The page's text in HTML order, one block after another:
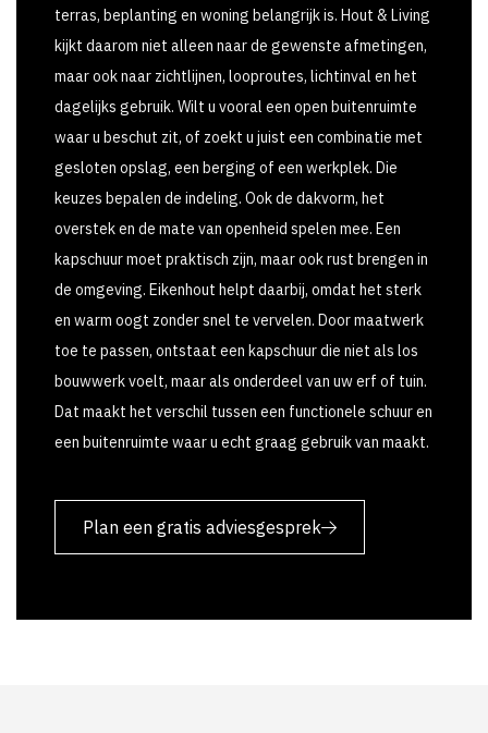
terras, beplanting en woning belangrijk is. Hout & Living
kijkt daarom niet alleen naar de gewenste afmetingen,
maar ook naar zichtlijnen, looproutes, lichtinval en het
dagelijks gebruik. Wilt u vooral een open buitenruimte
waar u beschut zit, of zoekt u juist een combinatie met
gesloten opslag, een berging of een werkplek. Die
keuzes bepalen de indeling. Ook de dakvorm, het
overstek en de mate van openheid spelen mee. Een
kapschuur moet praktisch zijn, maar ook rust brengen in
de omgeving. Eikenhout helpt daarbij, omdat het sterk
en warm oogt zonder snel te vervelen. Door maatwerk
toe te passen, ontstaat een kapschuur die niet als los
bouwwerk voelt, maar als onderdeel van uw erf of tuin.
Dat maakt het verschil tussen een functionele schuur en
een buitenruimte waar u echt graag gebruik van maakt.
Plan een gratis adviesgesprek